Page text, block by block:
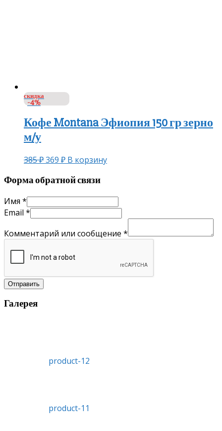
скидка
-4%
Кофе Montana Эфиопия 150 гр зерно
м/у
385₽369 ₽ В корзину
Форма обратной связи
Имя *
Email *
Комментарий или сообщение *
Отправить
Галерея
product-12
product-11